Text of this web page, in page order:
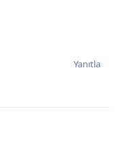
Yanıtla